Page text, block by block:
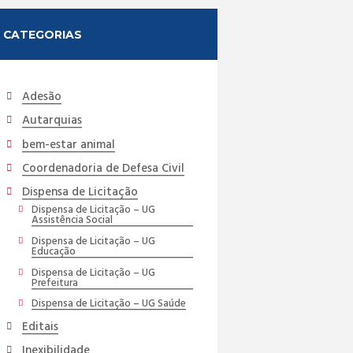
CATEGORIAS
Adesão
Autarquias
bem-estar animal
Coordenadoria de Defesa Civil
Dispensa de Licitação
Dispensa de Licitação – UG
Assistência Social
Dispensa de Licitação – UG
Educação
Dispensa de Licitação – UG
Prefeitura
Dispensa de Licitação – UG Saúde
Editais